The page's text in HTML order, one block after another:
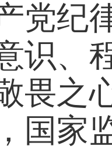
党纪
识、
畏之
国家